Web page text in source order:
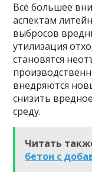
Всё большее
аспектам
выбросов
утилизация
становятся
внедряются
снизить
среду.
Читать
бетон с